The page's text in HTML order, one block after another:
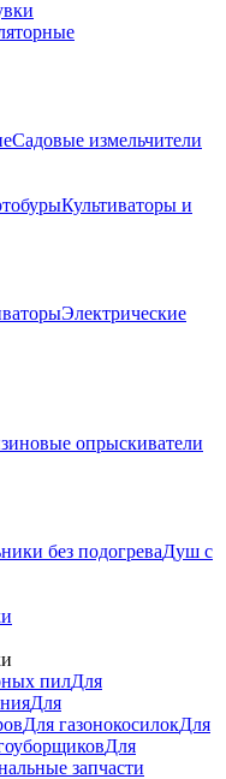
Садовые измельчители
Культиваторы и
Электрические
опрыскиватели
без подогреваДуш с
пилДля
Для
Для газонокосилокДля
Для
запчасти